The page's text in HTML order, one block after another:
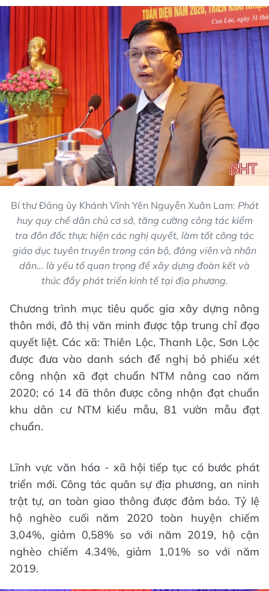
Bí thư Đảng ủy Khánh Vĩnh Yên Nguyễn Xuân Lam: Phát
huy quy chế dân chủ cơ sở, tăng cường công tác kiểm
tra đôn đốc thực hiện các nghị quyết, làm tốt công tác
giáo dục tuyên truyền trong cán bộ, đảng viên và nhân
dân... là yếu tố quan trọng để xây dựng đoàn kết và
thúc đẩy phát triển kinh tế tại địa phương.
Chương trình mục tiêu quốc gia xây dựng nông
thôn mới, đô thị văn minh được tập trung chỉ đạo
quyết liệt. Các xã: Thiên Lộc, Thanh Lộc, Sơn Lộc
được đưa vào danh sách để nghị bỏ phiếu xét
công nhận xã đạt chuẩn NTM nâng cao năm
2020; có 14 đã thôn được công nhận đạt chuẩn
khu dân cư NTM kiểu mẫu, 81 vườn mẫu đạt
chuẩn.
Lĩnh vực văn hóa - xã hội tiếp tục có bước phát
triển mới. Công tác quân sự địa phương, an ninh
trật tự, an toàn giao thông được đảm bảo. Tỷ lệ
hộ nghèo cuối năm 2020 toàn huyện chiếm
3,04%, giảm 0,58% so với năm 2019, hộ cận
nghèo chiếm 4.34%, giảm 1,01% so với năm
2019.